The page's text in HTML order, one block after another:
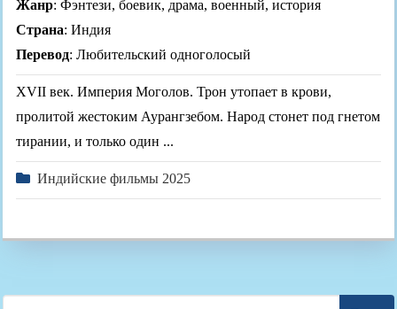
Жанр: Фэнтези, боевик, драма, военный, история
Страна: Индия
Перевод: Любительский одноголосый
XVII век. Империя Моголов. Трон утопает в крови,
пролитой жестоким Аурангзебом. Народ стонет под гнетом
тирании, и только один ...
Индийские фильмы 2025